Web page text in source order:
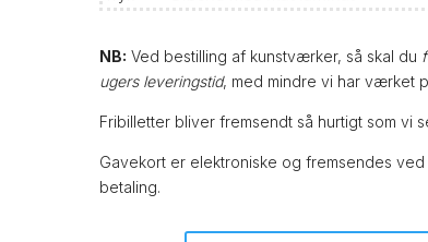
NB: Ved bestilling af kunstværker, så skal du
ugers leveringstid, med mindre vi har værket
Fribilletter bliver fremsendt så hurtigt som vi
Gavekort er elektroniske og fremsendes
betaling.